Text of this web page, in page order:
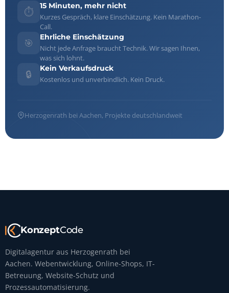
⏱️
15 Minuten, mehr nicht
Kurzes Gespräch, klare Einschätzung. Kein Marathon-
Call.
🎯
Ehrliche Einschätzung
Nicht jede Anfrage braucht Technik. Wir sagen Ihnen,
was sich lohnt.
🔒
Kein Verkaufsdruck
Kostenlos und unverbindlich. Kein Druck.
Herzogenrath bei Aachen, Projekte deutschlandweit
KonzeptCode
Digitalagentur aus Herzogenrath bei
Aachen. Webentwicklung, Online-Shops, IT-
Betreuung, Website-Schutz und
Prozessautomatisierung.